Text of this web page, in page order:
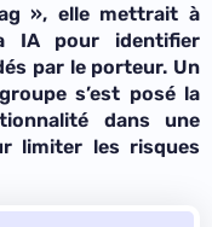
», elle mettrait à
IA pour identifier
par le porteur. Un
s’est posé la
dans une
limiter les risques